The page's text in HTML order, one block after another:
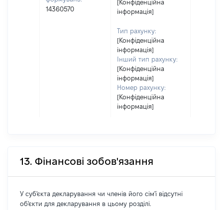
14360570
[Конфіденційна
інформація]
Тип рахунку:
[Конфіденційна
інформація]
Інший тип рахунку:
[Конфіденційна
інформація]
Номер рахунку:
[Конфіденційна
інформація]
13. Фінансові зобов'язання
У суб'єкта декларування чи членів його сім'ї відсутні
об'єкти для декларування в цьому розділі.